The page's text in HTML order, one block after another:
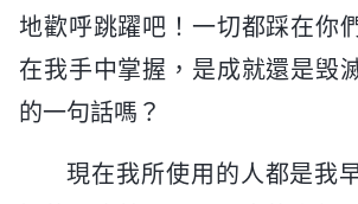
地歡呼跳躍吧！一切都踩在你
在我手中掌握，是成就還是毁
的一句話嗎？
現在我所使用的人都是我